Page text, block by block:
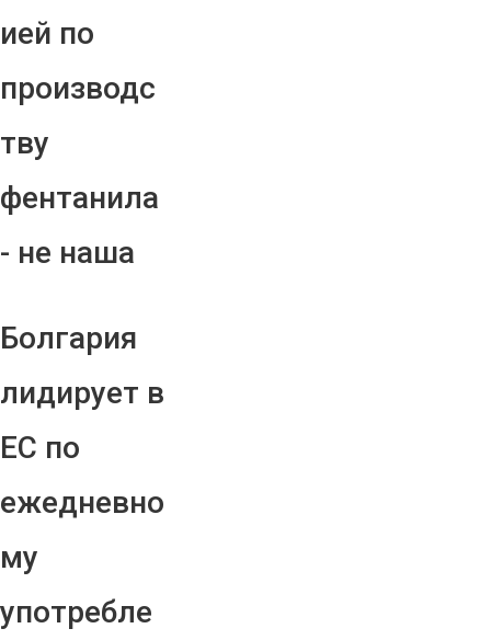
ией по
производс
тву
фентанила
- не наша
Болгария
лидирует в
ЕС по
ежедневно
му
употребле